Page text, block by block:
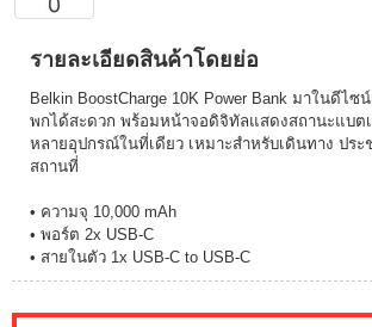
รายละเอียดสินค้าโดยย่อ
Belkin BoostCharge 10K Power Bank มาในดีไซ
พกได้สะดวก พร้อมหน้าจอดิจิทัลแสดงสถานะแบต
หลายอุปกรณ์ในที่เดียว เหมาะสำหรับเดินทาง ปร
สถานที่
• ความจุ 10,000 mAh
• พอร์ต 2x USB-C
• สายในตัว 1x USB-C to USB-C